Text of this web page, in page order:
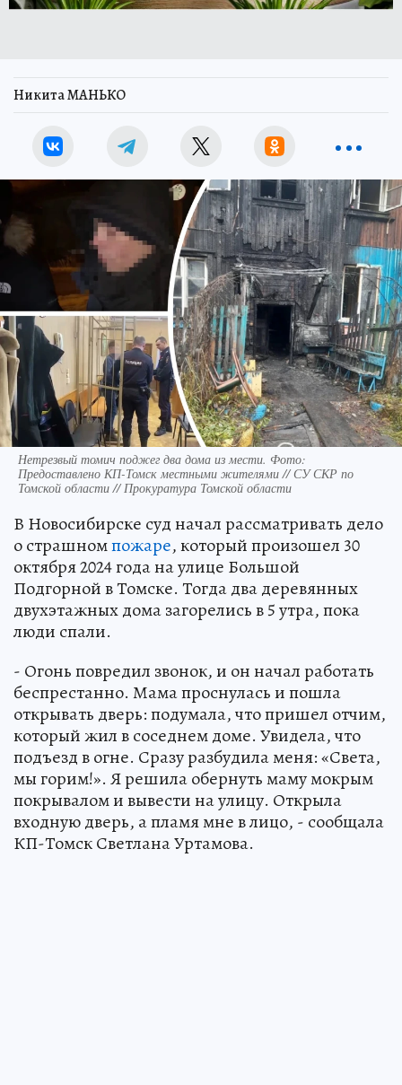
Никита МАНЬКО
Нетрезвый томич поджег два дома из мести. Фото:
Предоставлено КП-Томск местными жителями // СУ СКР по
Томской области // Прокуратура Томской области
В Новосибирске суд начал рассматривать дело
о страшномпожаре, который произошел 30
октября 2024 года на улице Большой
Подгорной в Томске. Тогда два деревянных
двухэтажных дома загорелись в 5 утра, пока
люди спали.
- Огонь повредил звонок, и он начал работать
беспрестанно. Мама проснулась и пошла
открывать дверь: подумала, что пришел отчим,
который жил в соседнем доме. Увидела, что
подъезд в огне. Сразу разбудила меня: «Света,
мы горим!». Я решила обернуть маму мокрым
покрывалом и вывести на улицу. Открыла
входную дверь, а пламя мне в лицо, - сообщала
КП-Томск Светлана Уртамова.